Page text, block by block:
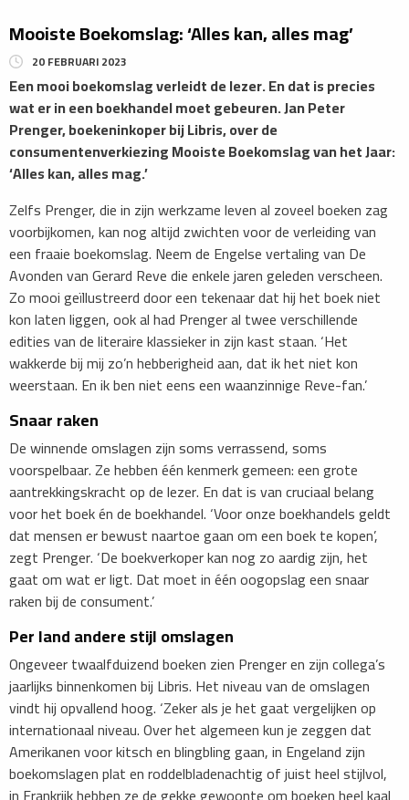
Mooiste Boekomslag: ‘Alles kan, alles mag’
20 FEBRUARI 2023
Een mooi boekomslag verleidt de lezer. En dat is precies
wat er in een boekhandel moet gebeuren. Jan Peter
Prenger, boekeninkoper bij Libris, over de
consumentenverkiezing Mooiste Boekomslag van het Jaar:
‘Alles kan, alles mag.’
Zelfs Prenger, die in zijn werkzame leven al zoveel boeken zag
voorbijkomen, kan nog altijd zwichten voor de verleiding van
een fraaie boekomslag. Neem de Engelse vertaling van De
Avonden van Gerard Reve die enkele jaren geleden verscheen.
Zo mooi geïllustreerd door een tekenaar dat hij het boek niet
kon laten liggen, ook al had Prenger al twee verschillende
edities van de literaire klassieker in zijn kast staan. ‘Het
wakkerde bij mij zo’n hebberigheid aan, dat ik het niet kon
weerstaan. En ik ben niet eens een waanzinnige Reve-fan.’
Snaar raken
De winnende omslagen zijn soms verrassend, soms
voorspelbaar. Ze hebben één kenmerk gemeen: een grote
aantrekkingskracht op de lezer. En dat is van cruciaal belang
voor het boek én de boekhandel. ‘Voor onze boekhandels geldt
dat mensen er bewust naartoe gaan om een boek te kopen’,
zegt Prenger. ‘De boekverkoper kan nog zo aardig zijn, het
gaat om wat er ligt. Dat moet in één oogopslag een snaar
raken bij de consument.’
Per land andere stijl omslagen
Ongeveer twaalfduizend boeken zien Prenger en zijn collega’s
jaarlijks binnenkomen bij Libris. Het niveau van de omslagen
vindt hij opvallend hoog. ‘Zeker als je het gaat vergelijken op
internationaal niveau. Over het algemeen kun je zeggen dat
Amerikanen voor kitsch en blingbling gaan, in Engeland zijn
boekomslagen plat en roddelbladenachtig of juist heel stijlvol,